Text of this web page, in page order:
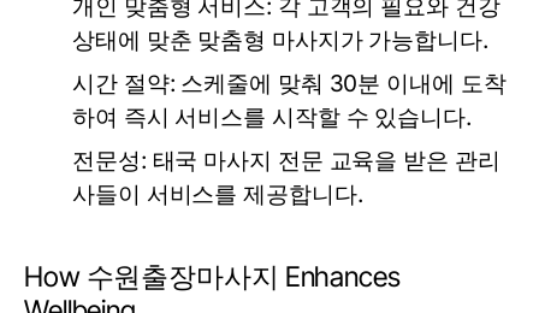
개인 맞춤형 서비스: 각 고객의 필요와 건강
상태에 맞춘 맞춤형 마사지가 가능합니다.
시간 절약: 스케줄에 맞춰 30분 이내에 도착
하여 즉시 서비스를 시작할 수 있습니다.
전문성: 태국 마사지 전문 교육을 받은 관리
사들이 서비스를 제공합니다.
How 수원출장마사지 Enhances